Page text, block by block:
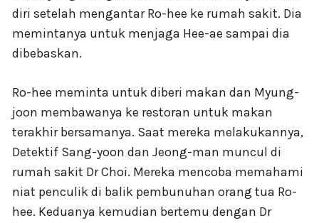
diri setelah mengantar Ro-hee ke rumah sakit. Dia
memintanya untuk menjaga Hee-ae sampai dia
dibebaskan.
Ro-hee meminta untuk diberi makan dan Myung-
joon membawanya ke restoran untuk makan
terakhir bersamanya. Saat mereka melakukannya,
Detektif Sang-yoon dan Jeong-man muncul di
rumah sakit Dr Choi. Mereka mencoba memahami
niat penculik di balik pembunuhan orang tua Ro-
hee. Keduanya kemudian bertemu dengan Dr